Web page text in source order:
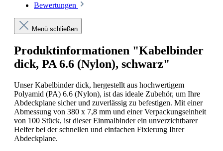
Bewertungen
Menü schließen
Produktinformationen "Kabelbinder
dick, PA 6.6 (Nylon), schwarz"
Unser Kabelbinder dick, hergestellt aus hochwertigem
Polyamid (PA) 6.6 (Nylon), ist das ideale Zubehör, um Ihre
Abdeckplane sicher und zuverlässig zu befestigen. Mit einer
Abmessung von 380 x 7,8 mm und einer Verpackungseinheit
von 100 Stück, ist dieser Einmalbinder ein unverzichtbarer
Helfer bei der schnellen und einfachen Fixierung Ihrer
Abdeckplane.